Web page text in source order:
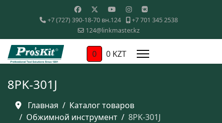
+7 (727) 390-18-70 вн.124
+7 701 345 2538
124@linkmaster.kz
0 0 KZT
8PK-301J
Главная
Каталог товаров
Обжимной инструмент
8PK-301J